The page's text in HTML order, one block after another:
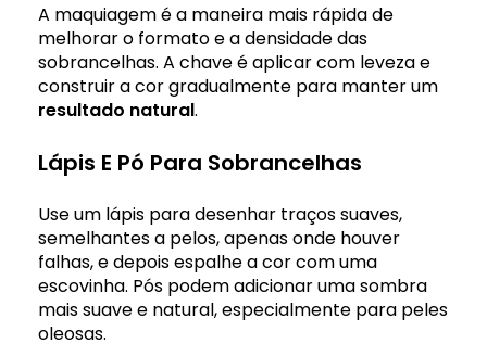
A maquiagem é a maneira mais rápida de
melhorar o formato e a densidade das
sobrancelhas. A chave é aplicar com leveza e
construir a cor gradualmente para manter um
resultado natural.
Lápis E Pó Para Sobrancelhas
Use um lápis para desenhar traços suaves,
semelhantes a pelos, apenas onde houver
falhas, e depois espalhe a cor com uma
escovinha. Pós podem adicionar uma sombra
mais suave e natural, especialmente para peles
oleosas.